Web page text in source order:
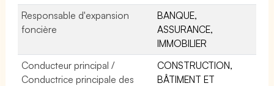
Responsable d'expansion
foncière
BANQUE,
ASSURANCE,
IMMOBILIER
Conducteur principal /
Conductrice principale des
CONSTRUCTION,
BÂTIMENT ET